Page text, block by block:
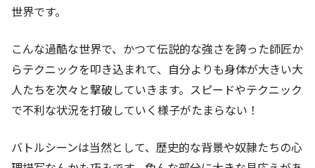
世界です。
こんな過酷な世界で、かつて伝説的な強さを誇った師匠か
らテクニックを叩き込まれて、自分よりも身体が大きい大
人たちを次々と撃破していきます。スピードやテクニック
で不利な状況を打破していく様子がたまらない！
バトルシーンは当然として、歴史的な背景や奴隷たちの心